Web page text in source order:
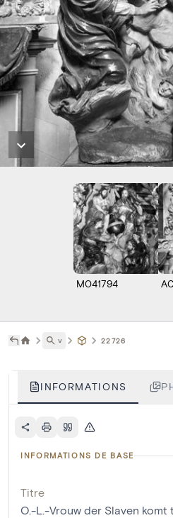
M041794
˅ 22726
INFORMATIONS
INFORMATIONS DE BASE
Titre
O.-L.-Vrouw der Slaven komt